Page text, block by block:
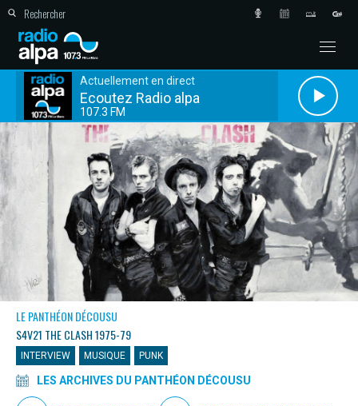
Actuellement en direct
Ecoutez Radio alpa
107.3 FM
LE PANTHÉON DÉCOUSU
S4V21 THE CLASH 1975-79
INTERVIEW MUSIQUE PUNK
LES ARCHIVES DU PANTHÉON DÉCOUSU